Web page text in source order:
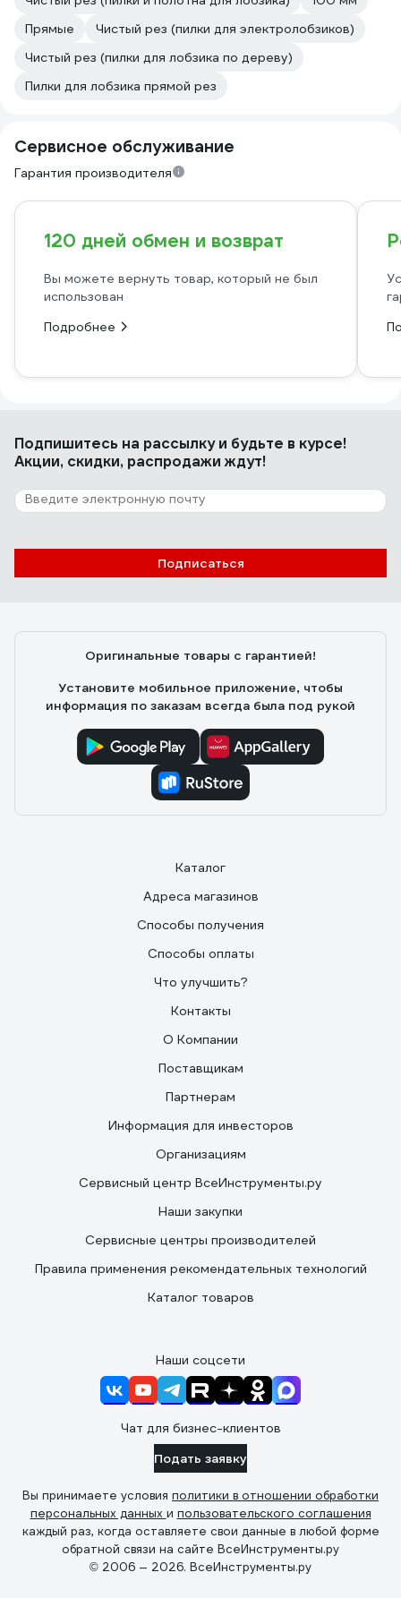
Прямые
Чистый рез (пилки для электролобзиков)
Чистый рез (пилки для лобзика по дереву)
Пилки для лобзика прямой рез
Сервисное обслуживание
Гарантия производителя
120 дней обмен и возврат
Вы можете вернуть товар, который не был
использован
Подробнее
Подпишитесь на рассылкуи будьте в курсе!
Акции, скидки, распродажи ждут!
Подписаться
Оригинальные товары с гарантией!
Установите мобильное приложение, чтобы
информация по заказам всегда была под рукой
Каталог
Адреса магазинов
Способы получения
Способы оплаты
Что улучшить?
Контакты
О Компании
Поставщикам
Партнерам
Информация для инвесторов
Организациям
Сервисный центр ВсеИнструменты.ру
Наши закупки
Сервисные центры производителей
Правила применения рекомендательных технологий
Каталог товаров
Наши соцсети
Чат для бизнес-клиентов
Подать заявку
Вы принимаете условия политики в отношении обработки
персональных данных и пользовательского соглашения
каждый раз, когда оставляете свои данные в любой форме
обратной связи на сайте ВсеИнструменты.ру
© 2006 — 2026. ВсеИнструменты.ру